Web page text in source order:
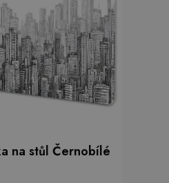
na stůl Černobílé